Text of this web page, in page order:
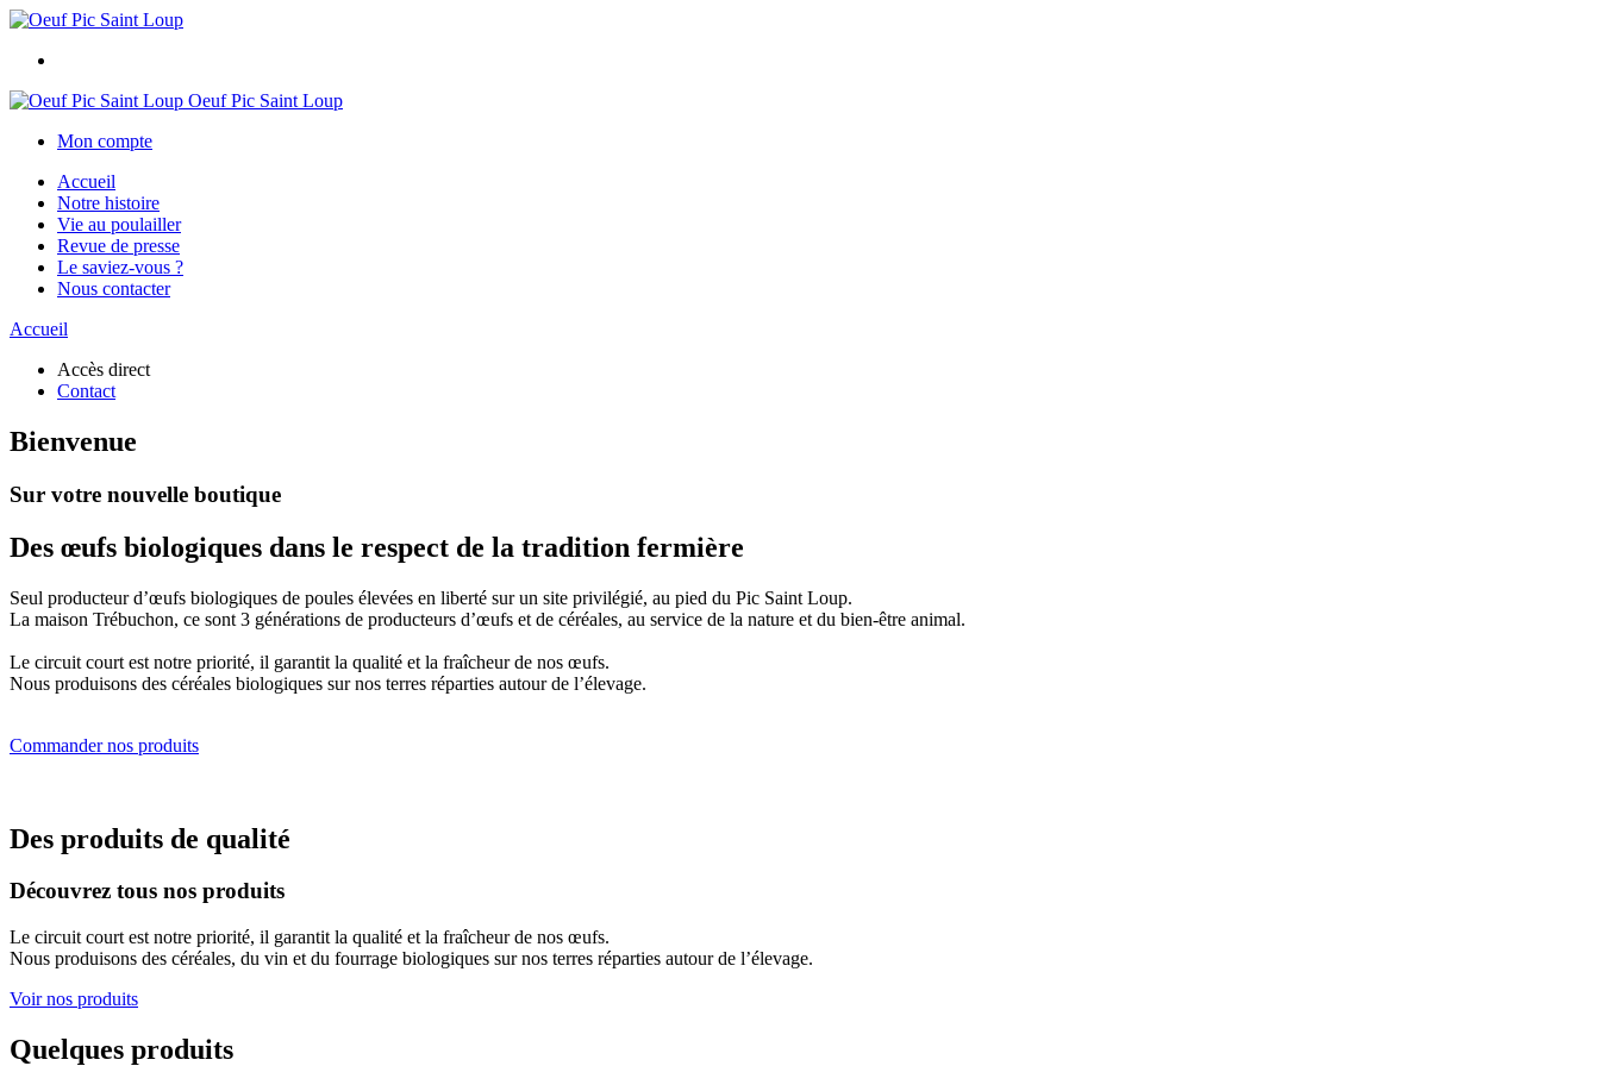
Oeuf Pic Saint Loup
Mon compte
Accueil
Notre histoire
Vie au poulailler
Revue de presse
Le saviez-vous ?
Nous contacter
Accueil
Accès direct
Contact
Bienvenue
Sur votre nouvelle boutique
Des œufs biologiques dans le respect de la tradition fermière
Seul producteur d’œufs biologiques de poules élevées en liberté sur un site privilégié, au pied du Pic Saint Loup.
La maison Trébuchon, ce sont 3 générations de producteurs d’œufs et de céréales, au service de la nature et du bien-être animal.
Le circuit court est notre priorité, il garantit la qualité et la fraîcheur de nos œufs.
Nous produisons des céréales biologiques sur nos terres réparties autour de l’élevage.
Commander nos produits
Des produits de qualité
Découvrez tous nos produits
Le circuit court est notre priorité, il garantit la qualité et la fraîcheur de nos œufs.
Nous produisons des céréales, du vin et du fourrage biologiques sur nos terres réparties autour de l’élevage.
Voir nos produits
Quelques produits